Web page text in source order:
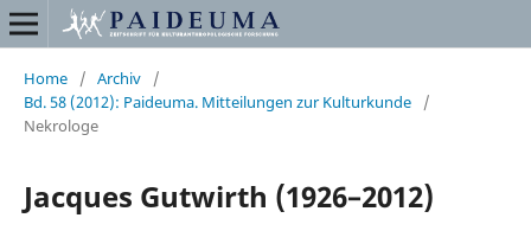
Home / Archiv
/
Bd. 58 (2012): Paideuma. Mitteilungen zur Kulturkunde
/
Nekrologe
Jacques Gutwirth (1926–2012)